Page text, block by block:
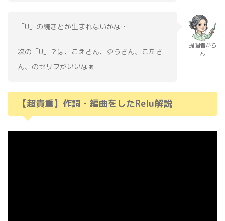
「U」の続きとか生まれないかな…
次の「U」？は、こえさん、ゆうさん、こたさ
ん、のセリフがいいなぁ
提唱者から
ん
【超貴重】作詞・編曲をしたRelu解説